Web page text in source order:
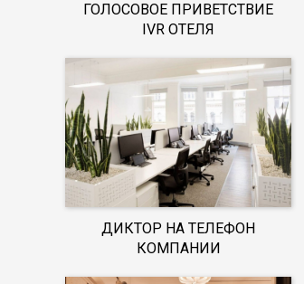
ГОЛОСОВОЕ ПРИВЕТСТВИЕ
IVR ОТЕЛЯ
ДИКТОР НА ТЕЛЕФОН
КОМПАНИИ